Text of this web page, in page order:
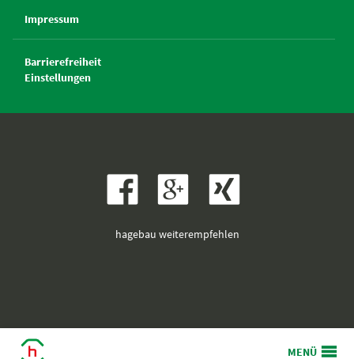
MENÜ 
Impressum
Barrierefreiheit
Einstellungen
hagebau weiterempfehlen